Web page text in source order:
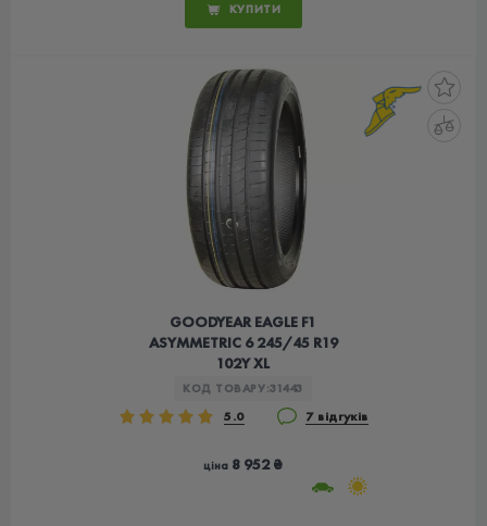
КУПИТИ
GOODYEAR EAGLE F1
ASYMMETRIC 6 245/45 R19
102Y XL
КОД ТОВАРУ:31443
5.0 7 відгуків
ціна 8 952 ₴